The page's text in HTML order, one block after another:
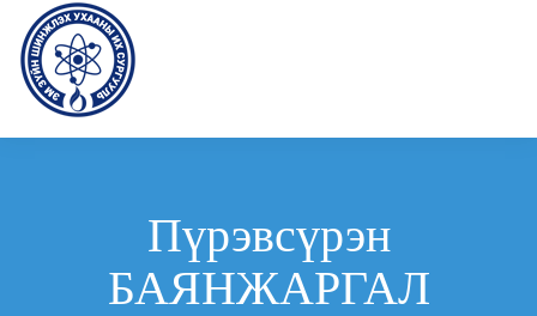
Пүрэвсүрэн
БАЯНЖАРГАЛ